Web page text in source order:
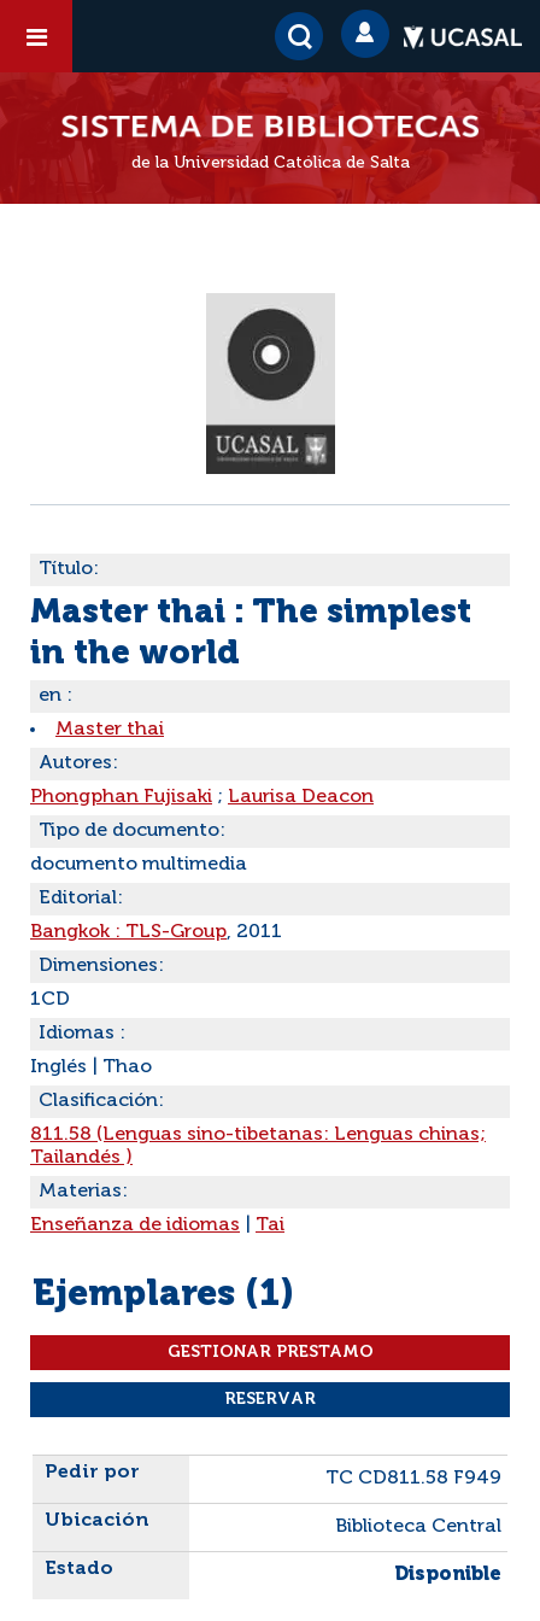
de la Universidad Católica de Salta
Título:
Master thai : The simplest
in the world
en :
Master thai
Autores:
Phongphan Fujisaki ; Laurisa Deacon
Tipo de documento:
documento multimedia
Editorial:
Bangkok : TLS-Group, 2011
Dimensiones:
1CD
Idiomas :
Inglés
Thao
Clasificación:
811.58 (Lenguas sino-tibetanas: Lenguas chinas;
Tailandés )
Materias:
Enseñanza de idiomas
Tai
Ejemplares (1)
Liste des exemplaires
TC CD811.58 F949
Biblioteca Central
Disponible